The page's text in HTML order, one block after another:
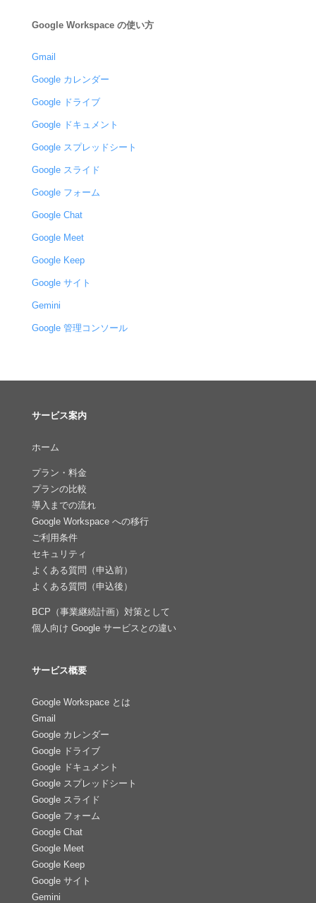
Google Workspace の使い方
Gmail
Google カレンダー
Google ドライブ
Google ドキュメント
Google スプレッドシート
Google スライド
Google フォーム
Google Chat
Google Meet
Google Keep
Google サイト
Gemini
Google 管理コンソール
サービス案内
ホーム
プラン・料金
プランの比較
導入までの流れ
Google Workspace への移行
ご利用条件
セキュリティ
よくある質問（申込前）
よくある質問（申込後）
BCP（事業継続計画）対策として
個人向け Google サービスとの違い
サービス概要
Google Workspace とは
Gmail
Google カレンダー
Google ドライブ
Google ドキュメント
Google スプレッドシート
Google スライド
Google フォーム
Google Chat
Google Meet
Google Keep
Google サイト
Gemini